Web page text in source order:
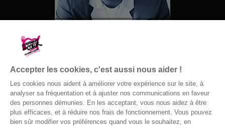
© Gaston Bergeret
Accepter les cookies, c'est aussi nous aider !
Les cookies nous aident à améliorer votre expérience sur le site, à
analyser sa fréquentation et à ajuster nos communications en faveur
des personnes démunies. En les acceptant, vous nous aidez à être
plus efficaces, et à réduire nos frais de fonctionnement. Vous pouvez
bien sûr modifier vos préférences quand vous le souhaitez, en